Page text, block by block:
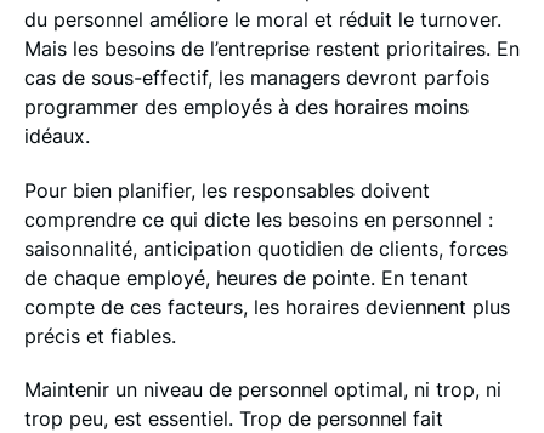
du personnel améliore le moral et réduit le turnover.
Mais les besoins de l’entreprise restent prioritaires. En
cas de sous-effectif, les managers devront parfois
programmer des employés à des horaires moins
idéaux.
Pour bien planifier, les responsables doivent
comprendre ce qui dicte les besoins en personnel :
saisonnalité, anticipation quotidien de clients, forces
de chaque employé, heures de pointe. En tenant
compte de ces facteurs, les horaires deviennent plus
précis et fiables.
Maintenir un niveau de personnel optimal, ni trop, ni
trop peu, est essentiel. Trop de personnel fait